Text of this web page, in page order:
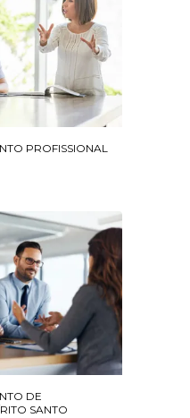
PROFISSIONAL
DE
SANTO